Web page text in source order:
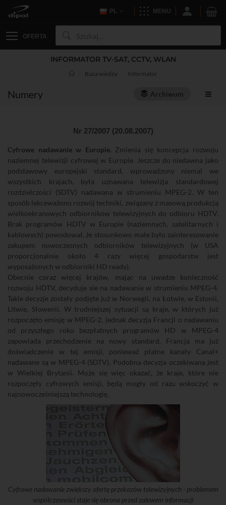
PL MENU
OFERTA
INFORMATOR TV-SAT, CCTV, WLAN
Baza wiedzy Informator
Numery Archiwum
Nr 27/2007 (20.08.2007)
Cyfrowe nadawanie w Europie. Zmienia się koncepcja rozwoju
naziemnej telewizji cyfrowej w Europie. Jeszcze do niedawna jako
podstawowy europejski standard, wprowadzony niemal we
wszystkich krajach, była uznawana telewizja standardowej
rozdzielczości (SDTV) nadawana w strumieniu MPEG-2. W ten
sposób lekceważono rozwój techniki, związany z masową produkcją
wielkoekranowych odbiorników telewizyjnych do odbioru HDTV.
Brak programów HDTV w Europie (naziemnych, satelitarnych i
kablowych) powodował, że stosunkowo małe było zainteresowanie
zakupem nowoczesnych odbiorników telewizyjnych (w USA
proporcjonalnie około 4 razy więcej gospodarstw jest
wyposażonych w odbiorniki HD ready).
Obecnie coraz więcej krajów, mając na uwadze konieczność
rozwoju HDTV, decyduje sie na nadawanie w strumieniu MPEG-4.
Takie decyzje zostały podjęte już w Norwegii, na Łotwie, w Estonii,
Litwie, Słowenii. W trudniejszej sytuacji są kraje, w których już
rozpoczęto emisję w MPEG-2, jednak decyzja Francji o nadawaniu
od przyszłego roku bezpłatnych programów HD w MPEG-4
zapowiada przechodzenie na nowy standard. Francja ma już
doświadczenie w tej emisji, ponieważ płatne kanały Canal+
nadawane są w MPEG-4 (SDTV). Podobna decyzja oczekiwana jest
w Wielkiej Brytanii. Może się więc okazać, że kraje, które nie
rozpoczęły cyfrowych emisji, będą mogły od razu wskoczyć w
najnowocześniejszą technologię.
Cyfrowe nadawanie zwiększy ofertę przekazów telewizyjnych - problemem
współczesności staje się obrona przed zalewem informacji